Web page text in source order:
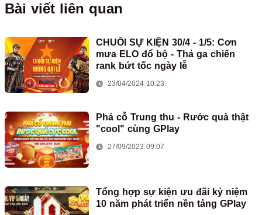
Bài viết liên quan
CHUỖI SỰ KIỆN 30/4 - 1/5: Cơn
mưa ELO đổ bộ - Thả ga chiến
rank bứt tốc ngày lễ
23/04/2024 10:23
Phá cỗ Trung thu - Rước quà thật
"cool" cùng GPlay
27/09/2023 09:07
Tổng hợp sự kiện ưu đãi kỷ niệm
10 năm phát triển nền tảng GPlay